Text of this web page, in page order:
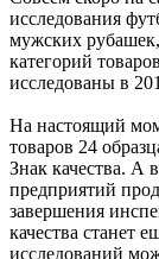
исследования
мужских
категорий
исследованы в
На настоящий
товаров 24
Знак качества. А
предприятий
завершения
качества станет
исследований